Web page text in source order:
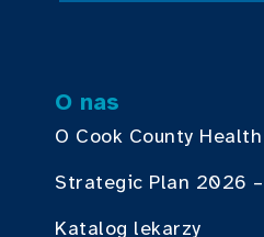
O nas
O Cook County Health
Strategic Plan 2026
Katalog lekarzy